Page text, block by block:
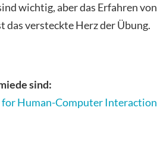
wichtig, aber das Erfahren von
versteckte Herz der Übung.
sind:
for Human-Computer Interaction